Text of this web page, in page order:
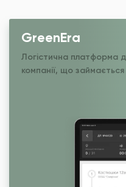
GreenEra
Логістична платформа
компанії, що